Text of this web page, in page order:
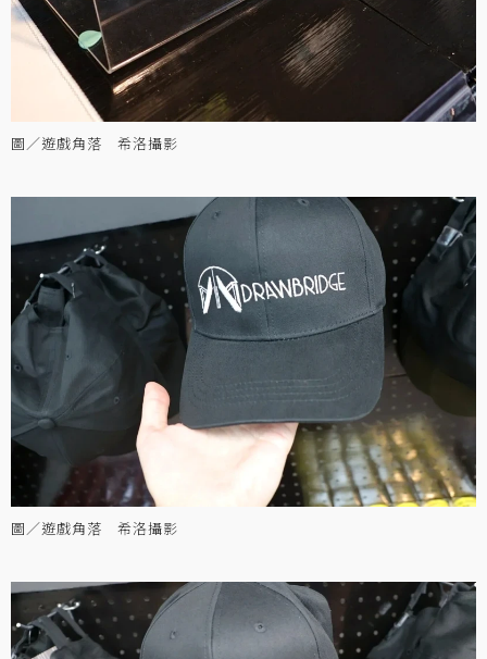
圖／遊戲角落 希洛攝影
圖／遊戲角落 希洛攝影